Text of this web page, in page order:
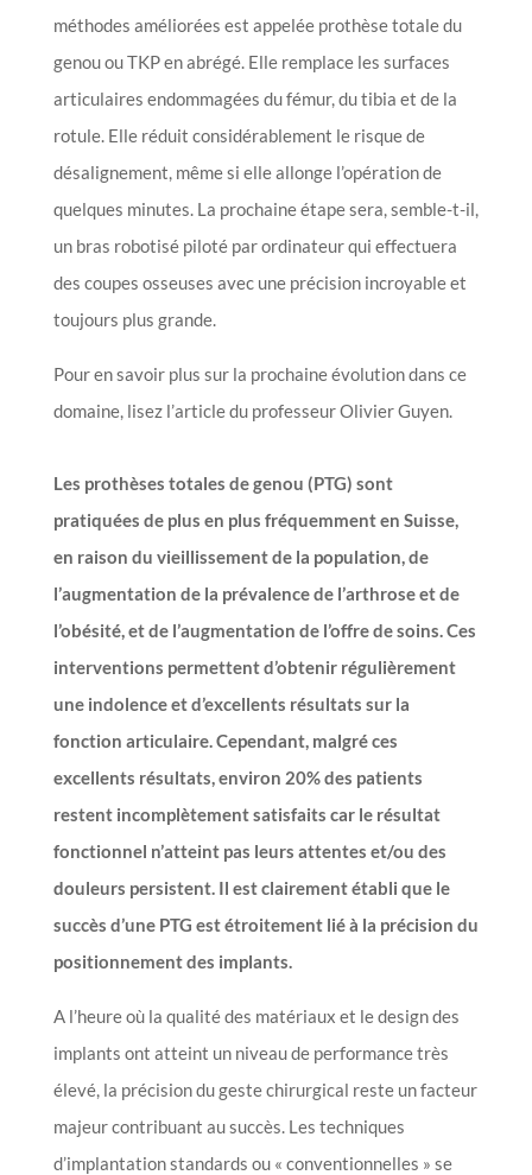
méthodes améliorées est appelée prothèse totale du
genou ou TKP en abrégé. Elle remplace les surfaces
articulaires endommagées du fémur, du tibia et de la
rotule. Elle réduit considérablement le risque de
désalignement, même si elle allonge l’opération de
quelques minutes. La prochaine étape sera, semble-t-il,
un bras robotisé piloté par ordinateur qui effectuera
des coupes osseuses avec une précision incroyable et
toujours plus grande.
Pour en savoir plus sur la prochaine évolution dans ce
domaine, lisez l’article du professeur Olivier Guyen.
Les prothèses totales de genou (PTG) sont
pratiquées de plus en plus fréquemment en Suisse,
en raison du vieillissement de la population, de
l’augmentation de la prévalence de l’arthrose et de
l’obésité, et de l’augmentation de l’offre de soins. Ces
interventions permettent d’obtenir régulièrement
une indolence et d’excellents résultats sur la
fonction articulaire. Cependant, malgré ces
excellents résultats, environ 20% des patients
restent incomplètement satisfaits car le résultat
fonctionnel n’atteint pas leurs attentes et/ou des
douleurs persistent. Il est clairement établi que le
succès d’une PTG est étroitement lié à la précision du
positionnement des implants.
A l’heure où la qualité des matériaux et le design des
implants ont atteint un niveau de performance très
élevé, la précision du geste chirurgical reste un facteur
majeur contribuant au succès. Les techniques
d’implantation standards ou « conventionnelles » se